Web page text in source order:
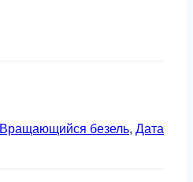
Вращающийся безель, Дата